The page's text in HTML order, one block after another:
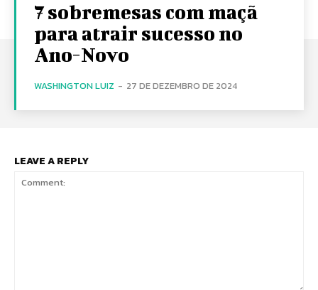
7 sobremesas com maçã
para atrair sucesso no
Ano-Novo
WASHINGTON LUIZ - 27 DE DEZEMBRO DE 2024
LEAVE A REPLY